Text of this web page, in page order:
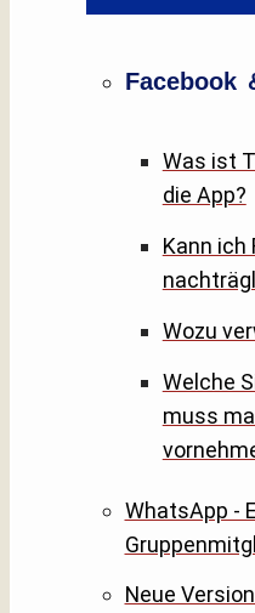
Facebook
Was ist
die App?
Kann ich
Wozu
Welche
muss
WhatsApp -
Neue